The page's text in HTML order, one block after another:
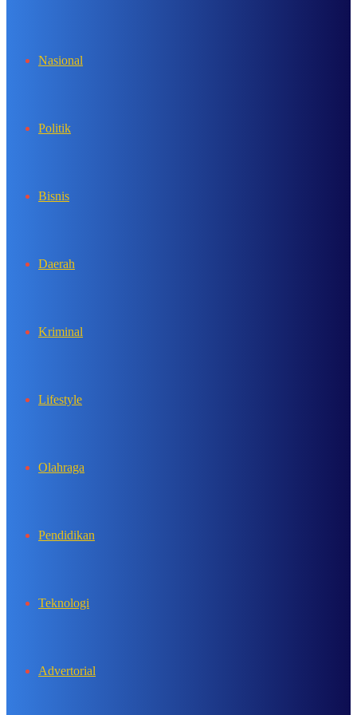
Nasional
Politik
Bisnis
Daerah
Kriminal
Lifestyle
Olahraga
Pendidikan
Teknologi
Advertorial